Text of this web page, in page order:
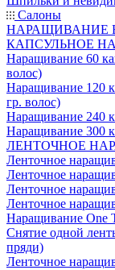
Салоны
НАРАЩИВАНИЕ
КАПСУЛЬНОЕ
Наращивание 60
волос)
Наращивание 120
гр. волос)
Наращивание 240
Наращивание 300
ЛЕНТОЧНОЕ
Ленточное
Ленточное
Ленточное
Ленточное
Наращивание One
Снятие одной
пряди)
Ленточное